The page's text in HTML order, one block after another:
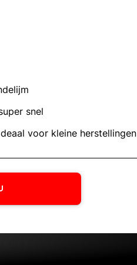
snel
voor kleine herstellingen